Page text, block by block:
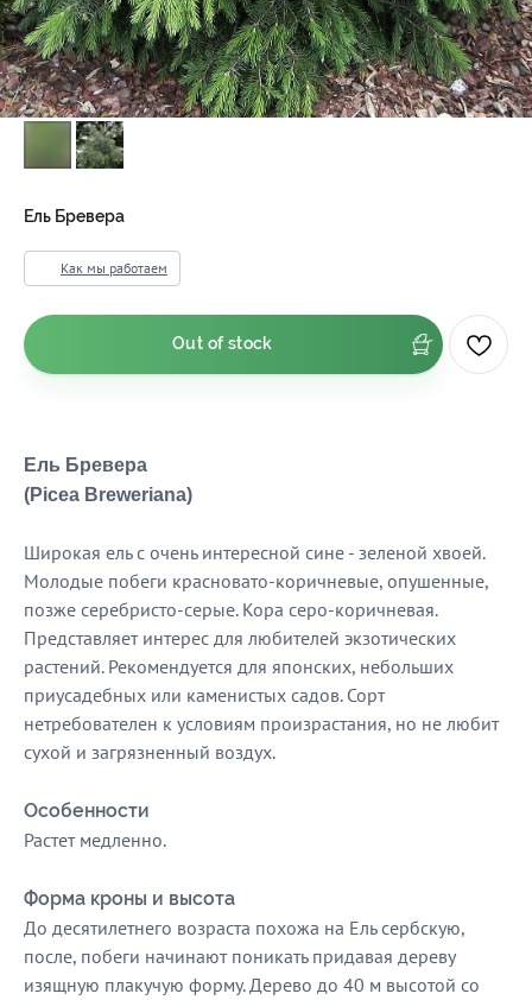
Ель Бревера
Как мы работаем
Out of stock
Ель Бревера
(Picea Breweriana)
Широкая ель с очень интересной сине - зеленой хвоей.
Молодые побеги красновато-коричневые, опушенные,
позже серебристо-серые. Кора серо-коричневая.
Представляет интерес для любителей экзотических
растений. Рекомендуется для японских, небольших
приусадебных или каменистых садов. Сорт
нетребователен к условиям произрастания, но не любит
сухой и загрязненный воздух.
Особенности
Растет медленно.
Форма кроны и высота
До десятилетнего возраста похожа на Ель сербскую,
после, побеги начинают поникать придавая дереву
изящную плакучую форму. Дерево до 40 м высотой со